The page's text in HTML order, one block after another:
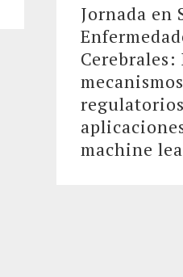
Jornada en
Cerebrales:
mecanismos
machine